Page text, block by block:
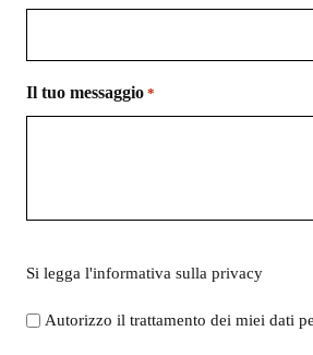
Il tuo messaggio *
legga
l'informativa
Si legga l'informativa sulla privacy
Autorizzo il trattamento dei miei dati